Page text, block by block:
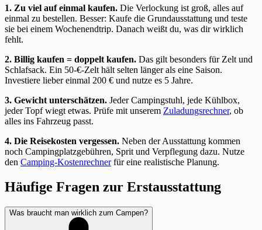
1. Zu viel auf einmal kaufen. Die Verlockung ist groß, alles auf
einmal zu bestellen. Besser: Kaufe die Grundausstattung und teste
sie bei einem Wochenendtrip. Danach weißt du, was dir wirklich
fehlt.
2. Billig kaufen = doppelt kaufen. Das gilt besonders für Zelt und
Schlafsack. Ein 50-€-Zelt hält selten länger als eine Saison.
Investiere lieber einmal 200 € und nutze es 5 Jahre.
3. Gewicht unterschätzen. Jeder Campingstuhl, jede Kühlbox,
jeder Topf wiegt etwas. Prüfe mit unserem Zuladungsrechner, ob
alles ins Fahrzeug passt.
4. Die Reisekosten vergessen. Neben der Ausstattung kommen
noch Campingplatzgebühren, Sprit und Verpflegung dazu. Nutze
den Camping-Kostenrechner für eine realistische Planung.
Häufige Fragen zur Erstausstattung
Was braucht man wirklich zum Campen?